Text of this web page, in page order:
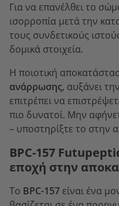
Για να επανέλθει το
ισορροπία μετά την
τους συνδετικούς
δομικά στοιχεία.
Η ποιοτική
ανάρρωσης, αυξάνει
επιτρέπει να
πιο δυνατοί. Μην
– υποστηρίξτε το στην
BPC-157
εποχή στην
Το BPC-157 είναι ένα